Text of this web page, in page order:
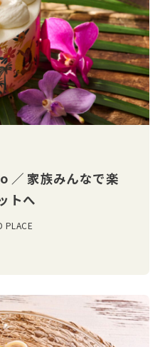
／ 家族みんなで楽
トへ
PLACE